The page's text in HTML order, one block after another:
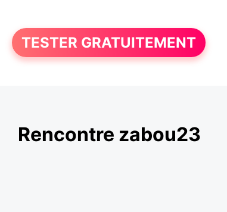
TESTER GRATUITEMENT
Rencontre zabou23